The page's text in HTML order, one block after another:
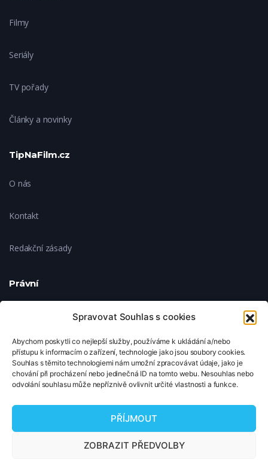
Spravovat Souhlas s cookies
Abychom poskytli co nejlepší služby, používáme k ukládání a/nebo
přístupu k informacím o zařízení, technologie jako jsou soubory cookies.
Souhlas s těmito technologiemi nám umožní zpracovávat údaje, jako je
chování při procházení nebo jedinečná ID na tomto webu. Nesouhlas nebo
odvolání souhlasu může nepříznivě ovlivnit určité vlastnosti a funkce.
PŘÍJMOUT
ZOBRAZIT PŘEDVOLBY
Filmy
Seriály
TV pořady
Články a novinky
TipNaFilm.cz
O nás
Kontakt
Redakční zásady
Právní
Ochrana soukromí
Zásady cookies
Nastavení cookies
© 2026 TipNaFilm.cz. Všechna práva vyhrazena.
Copyright © 2026 TipNaFilm.cz. Všechna práva vyhrazena.